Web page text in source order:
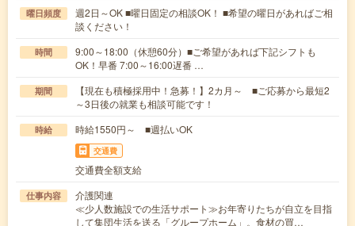
曜日頻度
週2日～OK ■曜日固定の相談OK！ ■希望の曜日があればご相
談ください！
時間
9:00～18:00（休憩60分）■ご希望があれば下記シフトも
OK！早番 7:00～16:00遅番 …
期間
【現在も積極採用中！急募！】2カ月～ ■ご応募から最短2
～3日後の就業も相談可能です！
時給 時給1550円～ ■週払いOK
交通費
交通費全額支給
仕事内容
介護関連
≪少人数施設での生活サポート≫お年寄りたちが自立を目指
して集団生活を送る「グループホーム」。食材の買…